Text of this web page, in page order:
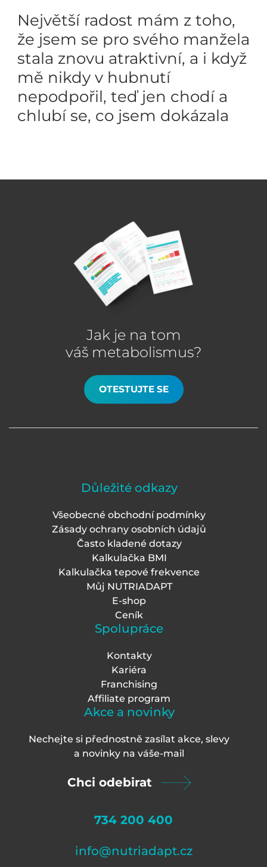
Největší radost mám z toho,
že jsem se pro svého manžela
stala znovu atraktivní, a i když
mě nikdy v hubnutí
nepodpořil, teď jen chodí a
chlubí se, co jsem dokázala
Jak je na tom
váš metabolismus?
OTESTUJTE SE
Důležité odkazy
Všeobecné obchodní podmínky
Zásady ochrany osobních údajů
Často kladené dotazy
Kalkulačka BMI
Kalkulačka tepové frekvence
Můj NUTRIADAPT
E-shop
Ceník
Spolupráce
Kontakty
Kariéra
Franchising
Affiliate program
Akce a novinky
Nechejte si přednostně zasílat akce, slevy
a novinky na váše-mail
Chci odebirat
734 200 400
info@nutriadapt.cz